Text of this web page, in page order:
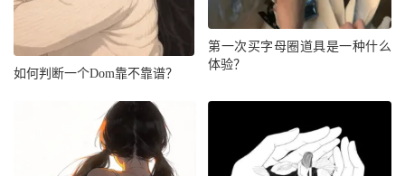
如何判断一个Dom靠不靠谱？
第一次买字母圈道具是一种什么
体验？